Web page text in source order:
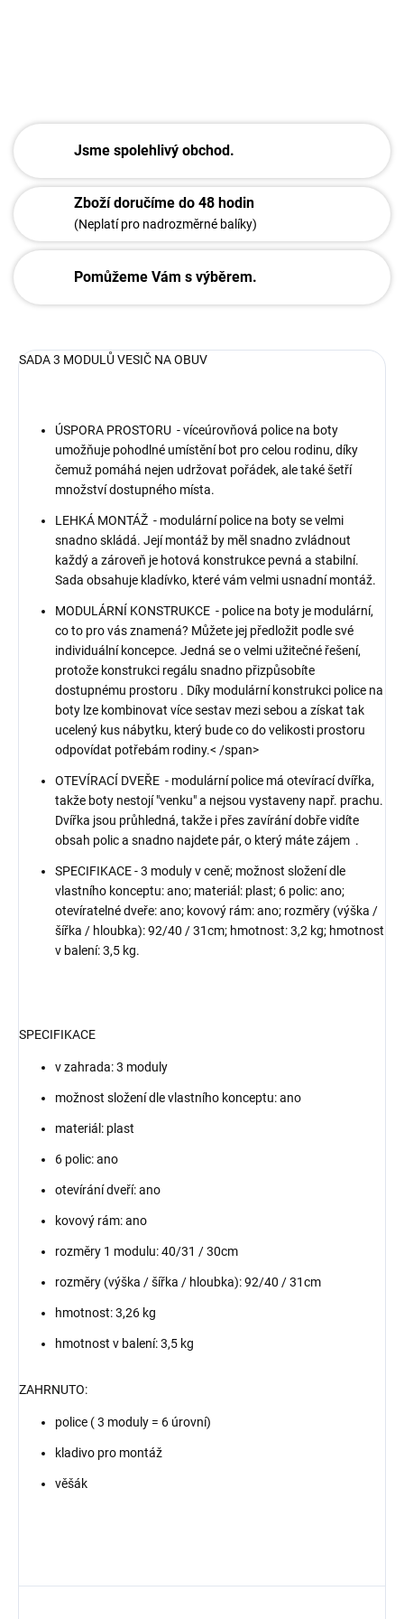
Jsme spolehlivý obchod.
Zboží doručíme do 48 hodin
(Neplatí pro nadrozměrné balíky)
Pomůžeme Vám s výběrem.
SADA 3 MODULŮ VESIČ NA OBUV
ÚSPORA PROSTORU - víceúrovňová police na boty
umožňuje pohodlné umístění bot pro celou rodinu, díky
čemuž pomáhá nejen udržovat pořádek, ale také šetří
množství dostupného místa.
LEHKÁ MONTÁŽ - modulární police na boty se velmi
snadno skládá. Její montáž by měl snadno zvládnout
každý a zároveň je hotová konstrukce pevná a stabilní.
Sada obsahuje kladívko, které vám velmi usnadní montáž.
MODULÁRNÍ KONSTRUKCE - police na boty je modulární,
co to pro vás znamená? Můžete jej předložit podle své
individuální koncepce. Jedná se o velmi užitečné řešení,
protože konstrukci regálu snadno přizpůsobíte
dostupnému prostoru . Díky modulární konstrukci police na
boty lze kombinovat více sestav mezi sebou a získat tak
ucelený kus nábytku, který bude co do velikosti prostoru
odpovídat potřebám rodiny.< /span>
OTEVÍRACÍ DVEŘE - modulární police má otevírací dvířka,
takže boty nestojí "venku" a nejsou vystaveny např. prachu.
Dvířka jsou průhledná, takže i přes zavírání dobře vidíte
obsah polic a snadno najdete pár, o který máte zájem .
SPECIFIKACE - 3 moduly v ceně; možnost složení dle
vlastního konceptu: ano; materiál: plast; 6 polic: ano;
otevíratelné dveře: ano; kovový rám: ano; rozměry (výška /
šířka / hloubka): 92/40 / 31cm; hmotnost: 3,2 kg; hmotnost
v balení: 3,5 kg.
SPECIFIKACE
v zahrada: 3 moduly
možnost složení dle vlastního konceptu: ano
materiál: plast
6 polic: ano
otevírání dveří: ano
kovový rám: ano
rozměry 1 modulu: 40/31 / 30cm
rozměry (výška / šířka / hloubka): 92/40 / 31cm
hmotnost: 3,26 kg
hmotnost v balení: 3,5 kg
ZAHRNUTO:
police ( 3 moduly = 6 úrovní)
kladivo pro montáž
věšák